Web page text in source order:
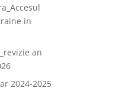
in
an
2024-2025